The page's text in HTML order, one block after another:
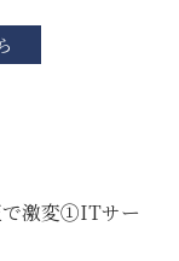
で激変①ITサー